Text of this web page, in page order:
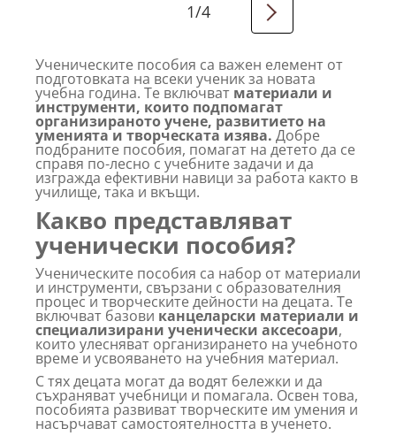
1/4
Ученическите пособия са важен елемент от
подготовката на всеки ученик за новата
учебна година. Те включват материали и
инструменти, които подпомагат
организираното учене, развитието на
уменията и творческата изява. Добре
подбраните пособия, помагат на детето да се
справя по-лесно с учебните задачи и да
изгражда ефективни навици за работа както в
училище, така и вкъщи.
Какво представляват
ученически пособия?
Ученическите пособия са набор от материали
и инструменти, свързани с образователния
процес и творческите дейности на децата. Те
включват базови канцеларски материали и
специализирани ученически аксесоари,
които улесняват организирането на учебното
време и усвояването на учебния материал.
С тях децата могат да водят бележки и да
съхраняват учебници и помагала. Освен това,
пособията развиват творческите им умения и
насърчават самостоятелността в ученето.